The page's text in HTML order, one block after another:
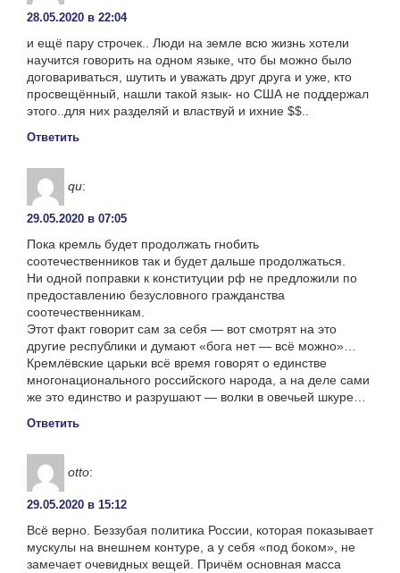
28.05.2020 в 22:04
и ещё пару строчек.. Люди на земле всю жизнь хотели
научится говорить на одном языке, что бы можно было
договариваться, шутить и уважать друг друга и уже, кто
просвещённый, нашли такой язык- но США не поддержал
этого..для них разделяй и властвуй и ихние $$..
Ответить
qu:
29.05.2020 в 07:05
Пока кремль будет продолжать гнобить
соотечественников так и будет дальше продолжаться.
Ни одной поправки к конституции рф не предложили по
предоставлению безусловного гражданства
соотечественникам.
Этот факт говорит сам за себя — вот смотрят на это
другие республики и думают «бога нет — всё можно»…
Кремлёвские царьки всё время говорят о единстве
многонационального российского народа, а на деле сами
же это единство и разрушают — волки в овечьей шкуре…
Ответить
otto:
29.05.2020 в 15:12
Всё верно. Беззубая политика России, которая показывает
мускулы на внешнем контуре, а у себя «под боком», не
замечает очевидных вещей. Причём основная масса